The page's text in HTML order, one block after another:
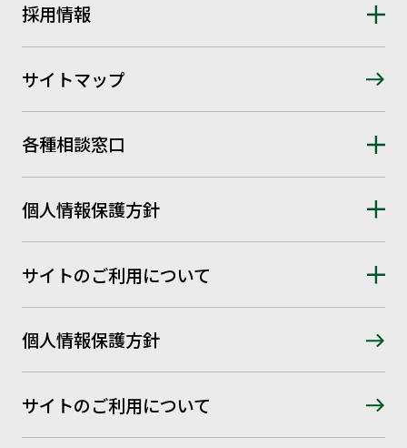
採用情報
サイトマップ
各種相談窓口
個人情報保護方針
サイトのご利用について
個人情報保護方針
サイトのご利用について